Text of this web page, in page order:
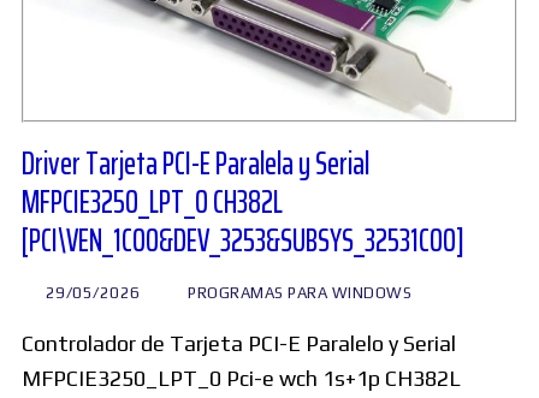
Driver Tarjeta PCI-E Paralela y Serial
MFPCIE3250_LPT_0 CH382L
[PCI\VEN_1C00&DEV_3253&SUBSYS_32531C00]
29/05/2026 PROGRAMAS PARA WINDOWS
Controlador de Tarjeta PCI-E Paralelo y Serial
MFPCIE3250_LPT_0 Pci-e wch 1s+1p CH382L